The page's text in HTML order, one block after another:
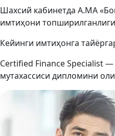
Шахсий кабинетда A.MA
имтиҳони
Кейинги имтиҳонга
Certified Finance Specialist
мутахассиси дипломини